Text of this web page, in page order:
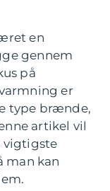
en
gennem
på
er
type brænde,
artikel vil
vigtigste
man kan